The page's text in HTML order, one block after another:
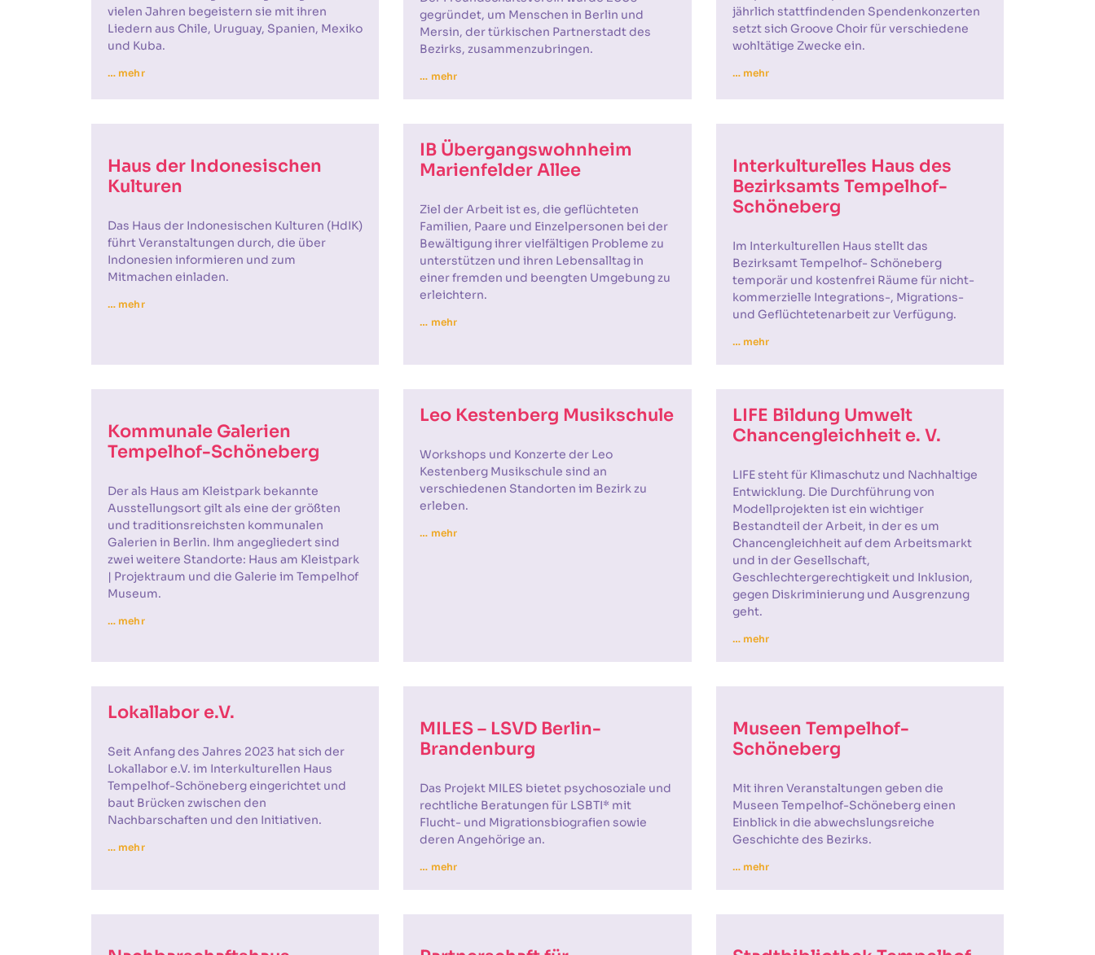
vielen Jahren begeistern sie mit ihren
Liedern aus Chile, Uruguay, Spanien, Mexiko
und Kuba.
… mehr
gegründet, um Menschen in Berlin und
Mersin, der türkischen Partnerstadt des
Bezirks, zusammenzubringen.
… mehr
jährlich stattfindenden Spendenkonzerten
setzt sich Groove Choir für verschiedene
wohltätige Zwecke ein.
… mehr
Haus der Indonesischen
Kulturen
Das Haus der Indonesischen Kulturen (HdIK)
führt Veranstaltungen durch, die über
Indonesien informieren und zum
Mitmachen einladen.
… mehr
IB Übergangswohnheim
Marienfelder Allee
Ziel der Arbeit ist es, die geflüchteten
Familien, Paare und Einzelpersonen bei der
Bewältigung ihrer vielfältigen Probleme zu
unterstützen und ihren Lebensalltag in
einer fremden und beengten Umgebung zu
erleichtern.
… mehr
Interkulturelles Haus des
Bezirksamts Tempelhof-
Schöneberg
Im Interkulturellen Haus stellt das
Bezirksamt Tempelhof- Schöneberg
temporär und kostenfrei Räume für nicht-
kommerzielle Integrations-, Migrations-
und Geflüchtetenarbeit zur Verfügung.
… mehr
Kommunale Galerien
Tempelhof-Schöneberg
Der als Haus am Kleistpark bekannte
Ausstellungsort gilt als eine der größten
und traditionsreichsten kommunalen
Galerien in Berlin. Ihm angegliedert sind
zwei weitere Standorte: Haus am Kleistpark
| Projektraum und die Galerie im Tempelhof
Museum.
… mehr
Leo Kestenberg Musikschule
Workshops und Konzerte der Leo
Kestenberg Musikschule sind an
verschiedenen Standorten im Bezirk zu
erleben.
… mehr
LIFE Bildung Umwelt
Chancengleichheit e. V.
LIFE steht für Klimaschutz und Nachhaltige
Entwicklung. Die Durchführung von
Modellprojekten ist ein wichtiger
Bestandteil der Arbeit, in der es um
Chancengleichheit auf dem Arbeitsmarkt
und in der Gesellschaft,
Geschlechtergerechtigkeit und Inklusion,
gegen Diskriminierung und Ausgrenzung
geht.
… mehr
Lokallabor e.V.
Seit Anfang des Jahres 2023 hat sich der
Lokallabor e.V. im Interkulturellen Haus
Tempelhof-Schöneberg eingerichtet und
baut Brücken zwischen den
Nachbarschaften und den Initiativen.
… mehr
MILES – LSVD Berlin-
Brandenburg
Das Projekt MILES bietet psychosoziale und
rechtliche Beratungen für LSBTI* mit
Flucht- und Migrationsbiografien sowie
deren Angehörige an.
… mehr
Museen Tempelhof-
Schöneberg
Mit ihren Veranstaltungen geben die
Museen Tempelhof-Schöneberg einen
Einblick in die abwechslungsreiche
Geschichte des Bezirks.
… mehr